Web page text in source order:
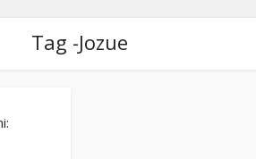
Tag -Jozue